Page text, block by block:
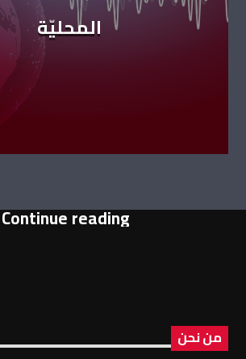
المحليّة
Continue reading
من نحن